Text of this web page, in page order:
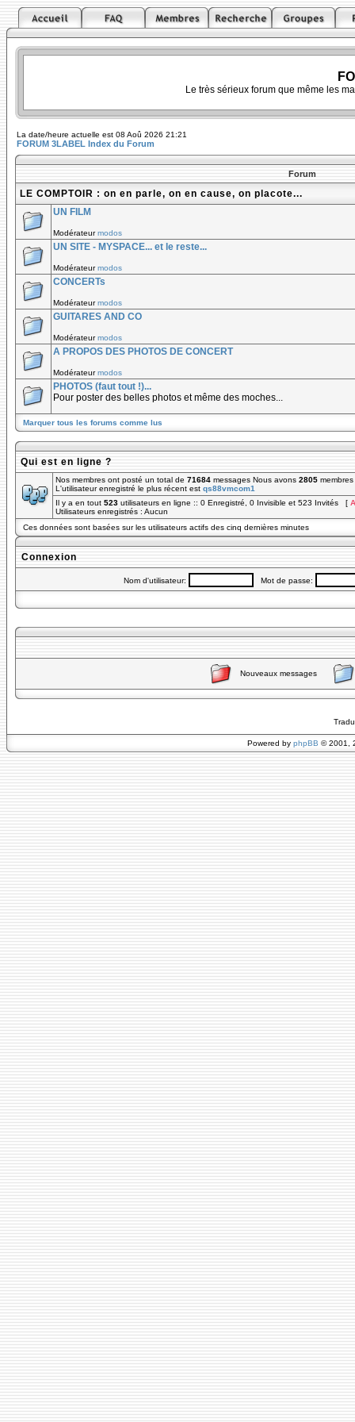
Le très sérieux forum que même les
La date/heure actuelle est 08 Aoû 2026 21:21
FORUM 3LABEL Index du Forum
Forum
LE COMPTOIR : on en parle, on en cause, on placote...
UN FILM
Modérateurmodos
UN SITE - MYSPACE... et le reste...
Modérateurmodos
CONCERTs
Modérateurmodos
GUITARES AND CO
Modérateurmodos
A PROPOS DES PHOTOS DE CONCERT
Modérateurmodos
PHOTOS (faut tout !)...
Pour poster des belles photos et même des moches...
Marquer tous les forums comme lus
Qui est en ligne ?
Nos membres ont posté un total de 71684 messages Nous avons 2805
L'utilisateur enregistré le plus récent est qs88vmcom1
Il y a en tout 523 utilisateurs en ligne :: 0 Enregistré, 0 Invisible et 523 Invités [
Utilisateurs enregistrés : Aucun
Ces données sont basées sur les utilisateurs actifs des cinq dernières minutes
Connexion
Nom d'utilisateur: Mot de passe:
Nouveaux messages
Powered by phpBB © 2001,